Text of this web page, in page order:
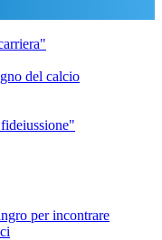
del calcio
per incontrare